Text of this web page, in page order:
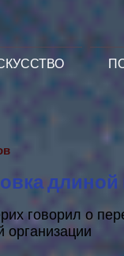
длиной
говорил о
организации